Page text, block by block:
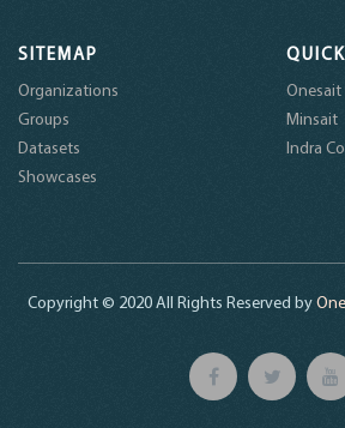
SITEMAP
Organizations
Groups
Datasets
Showcases
Minsait
Indra
Copyright © 2020 All Rights Reserved by